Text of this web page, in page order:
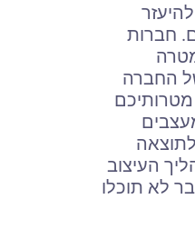
חברות
החברה
העיצוב
לא תוכלו